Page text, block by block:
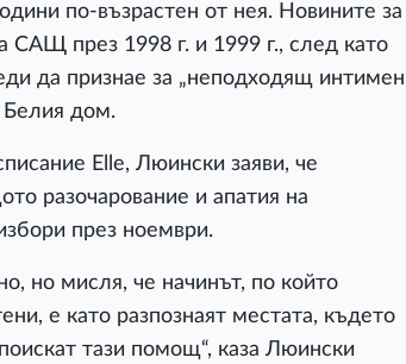
по-възрастен от нея. Новините за
САЩ през 1998 г. и 1999 г., след като
да признае за „неподходящ интимен
Белия дом.
Elle, Люински заяви, че
разочарование и апатия на
през ноември.
но мисля, че начинът, по който
е като разпознаят местата, където
тази помощ“, каза Люински